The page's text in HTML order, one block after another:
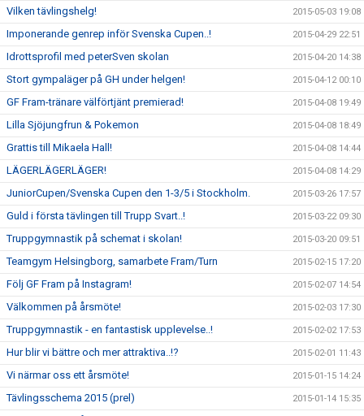
Vilken tävlingshelg! 2015-05-03 19:08
Imponerande genrep inför Svenska Cupen..! 2015-04-29 22:51
Idrottsprofil med peterSven skolan 2015-04-20 14:38
Stort gympaläger på GH under helgen! 2015-04-12 00:10
GF Fram-tränare välförtjänt premierad! 2015-04-08 19:49
Lilla Sjöjungfrun & Pokemon 2015-04-08 18:49
Grattis till Mikaela Hall! 2015-04-08 14:44
LÄGERLÄGERLÄGER! 2015-04-08 14:29
JuniorCupen/Svenska Cupen den 1-3/5 i Stockholm. 2015-03-26 17:57
Guld i första tävlingen till Trupp Svart..! 2015-03-22 09:30
Truppgymnastik på schemat i skolan! 2015-03-20 09:51
Teamgym Helsingborg, samarbete Fram/Turn 2015-02-15 17:20
Följ GF Fram på Instagram! 2015-02-07 14:54
Välkommen på årsmöte! 2015-02-03 17:30
Truppgymnastik - en fantastisk upplevelse..! 2015-02-02 17:53
Hur blir vi bättre och mer attraktiva..!? 2015-02-01 11:43
Vi närmar oss ett årsmöte! 2015-01-15 14:24
Tävlingsschema 2015 (prel) 2015-01-14 15:35